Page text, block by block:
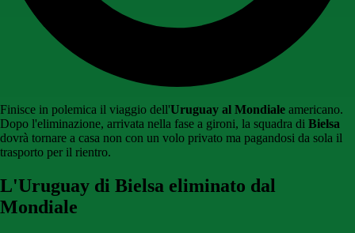
Finisce in polemica il viaggio dell'Uruguay al Mondiale americano.
Dopo l'eliminazione, arrivata nella fase a gironi, la squadra di Bielsa
dovrà tornare a casa non con un volo privato ma pagandosi da sola il
trasporto per il rientro.
L'Uruguay di Bielsa eliminato dal
Mondiale